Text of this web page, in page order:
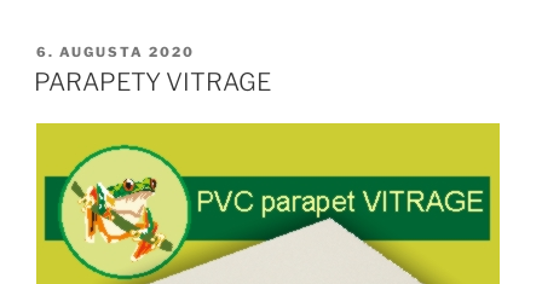
PUBLIKOVANÉ
6. AUGUSTA 2020
PARAPETY VITRAGE